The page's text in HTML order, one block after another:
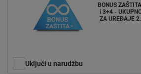
BONUS
i 3+4 -
ZA UREĐAJE
Uključi u narudžbu